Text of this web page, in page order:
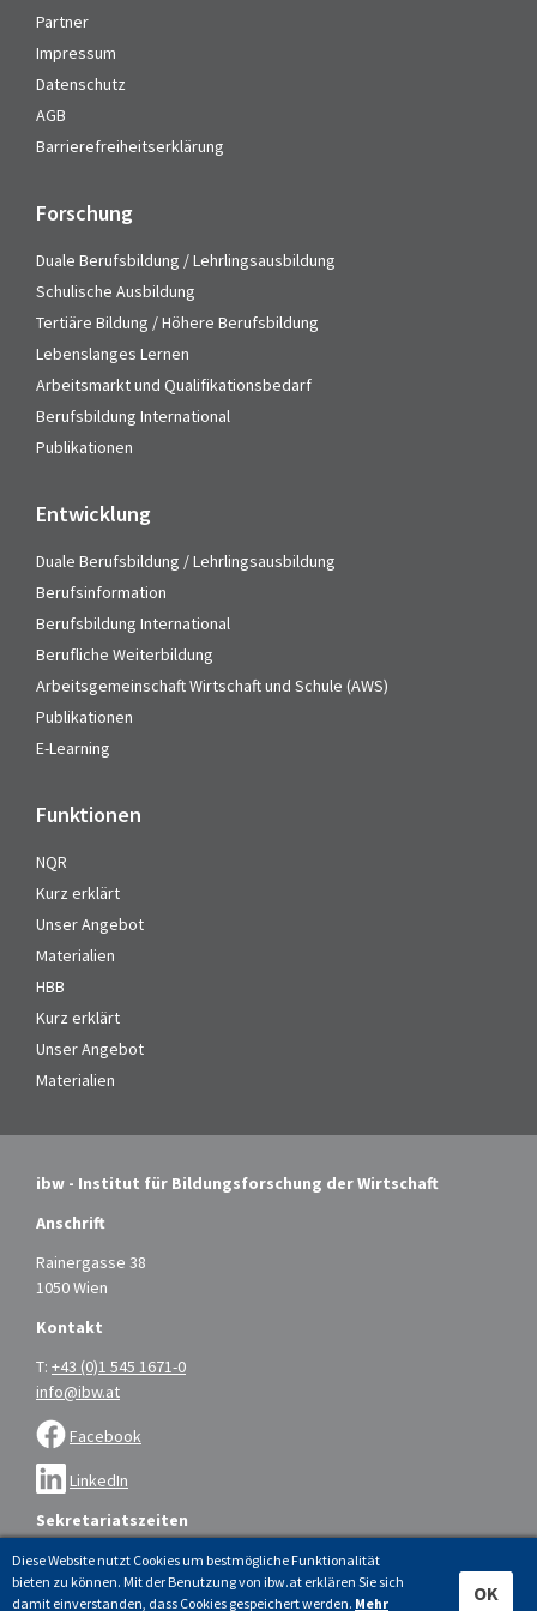
Partner
Impressum
Datenschutz
AGB
Barrierefreiheitserklärung
Forschung
Duale Berufsbildung / Lehrlingsausbildung
Schulische Ausbildung
Tertiäre Bildung / Höhere Berufsbildung
Lebenslanges Lernen
Arbeitsmarkt und Qualifikationsbedarf
Berufsbildung International
Publikationen
Entwicklung
Duale Berufsbildung / Lehrlingsausbildung
Berufsinformation
Berufsbildung International
Berufliche Weiterbildung
Arbeitsgemeinschaft Wirtschaft und Schule (AWS)
Publikationen
E-Learning
Funktionen
NQR
Kurz erklärt
Unser Angebot
Materialien
HBB
Kurz erklärt
Unser Angebot
Materialien
ibw - Institut für Bildungsforschung der Wirtschaft
Anschrift
Rainergasse 38
1050 Wien
Kontakt
T: +43 (0)1 545 1671-0
info@ibw.at
Facebook
LinkedIn
Sekretariatszeiten
Montag bis Donnerstag: 9.00 – 16.00 Uhr
Freitag: 9.00 – 14.00 Uhr
Diese Website nutzt Cookies um bestmögliche Funktionalität
bieten zu können. Mit der Benutzung von ibw.at erklären Sie sich
damit einverstanden, dass Cookies gespeichert werden. Mehr OK